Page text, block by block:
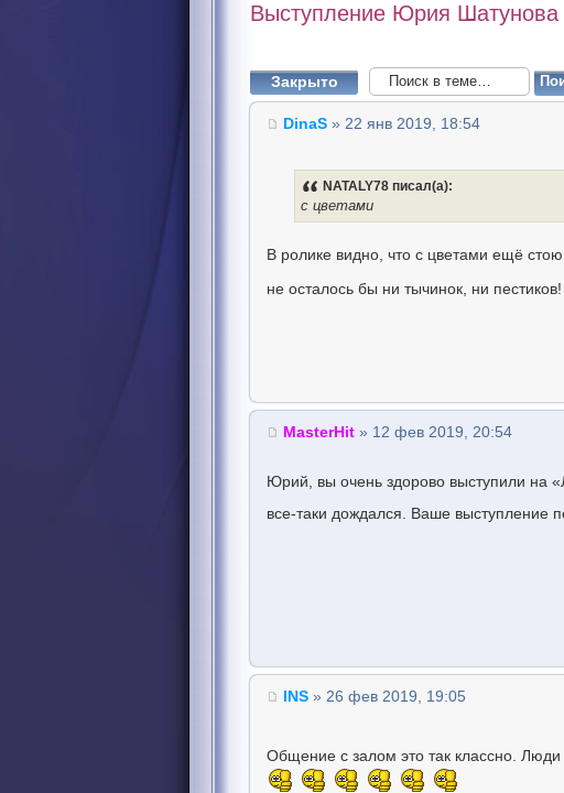
Выступление Юрия Шатунова
Закрыто
DinaS » 22 янв 2019, 18:54
NATALY78 писал(а):
с цветами
В ролике видно, что с цветами ещё
не осталось бы ни тычинок, ни пестиков!
MasterHit » 12 фев 2019, 20:54
Юрий, вы очень здорово выступили на
все-таки дождался. Ваше выступление
INS » 26 фев 2019, 19:05
Общение с залом это так классно.